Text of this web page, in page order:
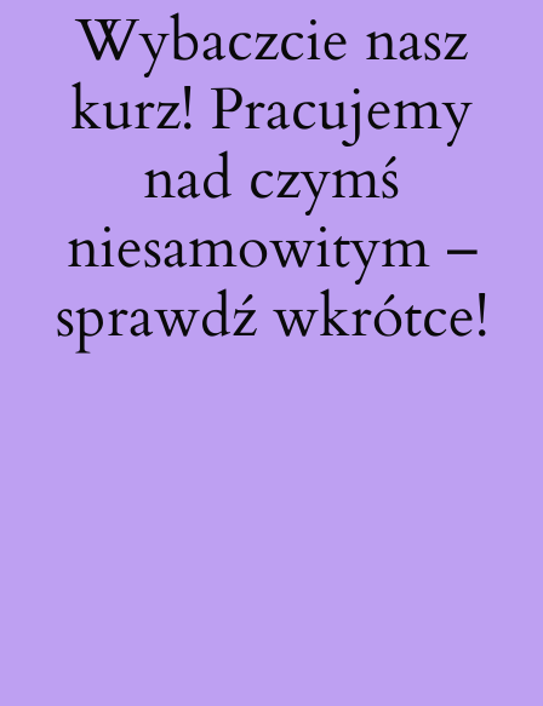
Wybaczcie nasz
kurz! Pracujemy
nad czymś
niesamowitym –
sprawdź wkrótce!